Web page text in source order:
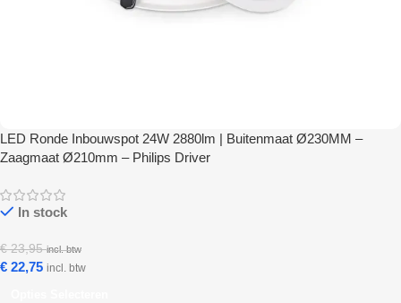
LED Ronde Inbouwspot 24W 2880lm | Buitenmaat Ø230MM –
Zaagmaat Ø210mm – Philips Driver
In stock
€23,95 incl. btw
€ 22,75 incl. btw